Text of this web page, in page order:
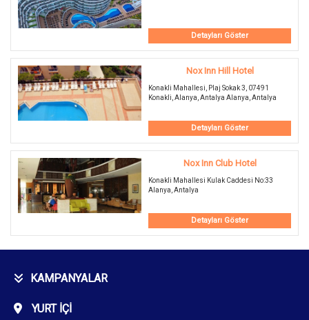
Detayları Göster
Nox Inn Hill Hotel
Konakli Mahallesi, Plaj Sokak 3, 07491
Konakli, Alanya, Antalya Alanya, Antalya
Detayları Göster
Nox Inn Club Hotel
Konakli Mahallesi Kulak Caddesi No:33
Alanya, Antalya
Detayları Göster
KAMPANYALAR
YURT İÇI